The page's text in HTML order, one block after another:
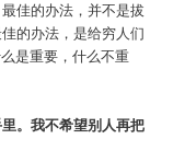
佳的办法，并不是拔
的办法，是给穷人们
是重要，什么不重
。我不希望别人再把